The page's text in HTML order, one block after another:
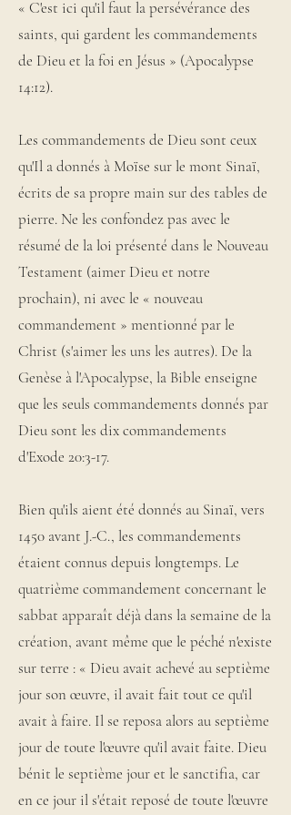
« C'est ici qu'il faut la persévérance des
saints, qui gardent les commandements
de Dieu et la foi en Jésus » (Apocalypse
14:12).
Les commandements de Dieu sont ceux
qu'Il a donnés à Moïse sur le mont Sinaï,
écrits de sa propre main sur des tables de
pierre. Ne les confondez pas avec le
résumé de la loi présenté dans le Nouveau
Testament (aimer Dieu et notre
prochain), ni avec le « nouveau
commandement » mentionné par le
Christ (s'aimer les uns les autres). De la
Genèse à l'Apocalypse, la Bible enseigne
que les seuls commandements donnés par
Dieu sont les dix commandements
d'Exode 20:3-17.
Bien qu'ils aient été donnés au Sinaï, vers
1450 avant J.-C., les commandements
étaient connus depuis longtemps. Le
quatrième commandement concernant le
sabbat apparaît déjà dans la semaine de la
création, avant même que le péché n'existe
sur terre : « Dieu avait achevé au septième
jour son œuvre, il avait fait tout ce qu'il
avait à faire. Il se reposa alors au septième
jour de toute l'œuvre qu'il avait faite. Dieu
bénit le septième jour et le sanctifia, car
en ce jour il s'était reposé de toute l'œuvre